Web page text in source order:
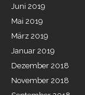
Juni 2019
Mai 2019
März 2019
Januar 2019
Dezember 2018
November 2018